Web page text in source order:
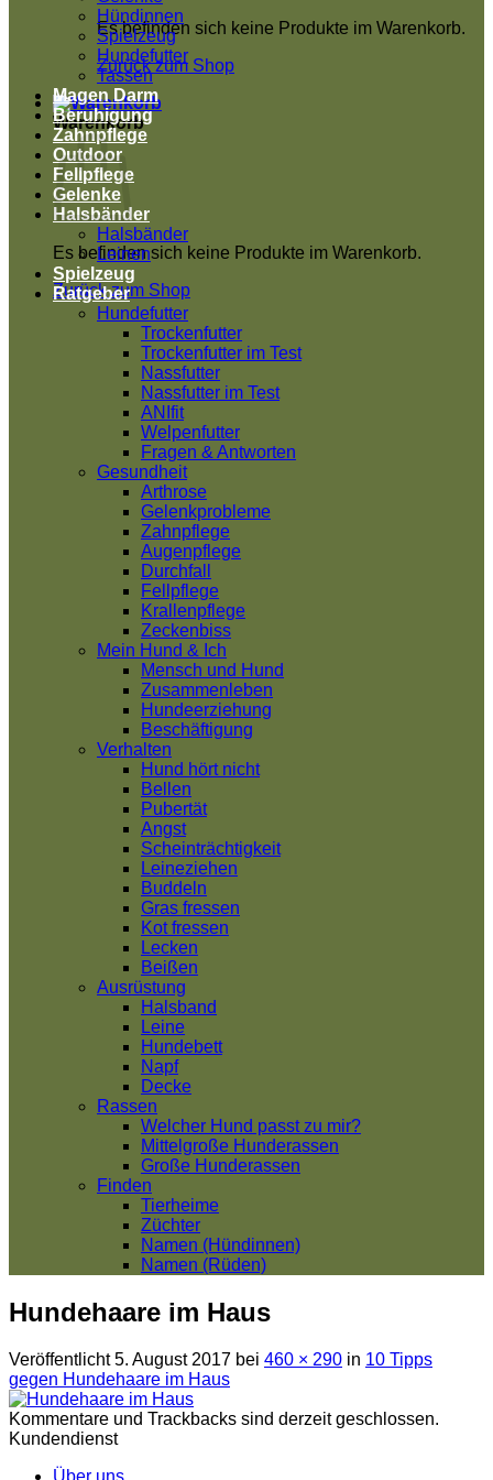
Es befinden sich keine Produkte im Warenkorb.
Zurück zum Shop
Warenkorb
Es befinden sich keine Produkte im Warenkorb.
Zurück zum Shop
Hündinnen
Spielzeug
Hundefutter
Tassen
Magen Darm
Beruhigung
Zahnpflege
Outdoor
Fellpflege
Gelenke
Halsbänder
Halsbänder
Leinen
Spielzeug
Ratgeber
Hundefutter
Trockenfutter
Trockenfutter im Test
Nassfutter
Nassfutter im Test
ANIfit
Welpenfutter
Fragen & Antworten
Gesundheit
Arthrose
Gelenkprobleme
Zahnpflege
Augenpflege
Durchfall
Fellpflege
Krallenpflege
Zeckenbiss
Mein Hund & Ich
Mensch und Hund
Zusammenleben
Hundeerziehung
Beschäftigung
Verhalten
Hund hört nicht
Bellen
Pubertät
Angst
Scheinträchtigkeit
Leineziehen
Buddeln
Gras fressen
Kot fressen
Lecken
Beißen
Ausrüstung
Halsband
Leine
Hundebett
Napf
Decke
Rassen
Welcher Hund passt zu mir?
Mittelgroße Hunderassen
Große Hunderassen
Finden
Tierheime
Züchter
Namen (Hündinnen)
Namen (Rüden)
Hundehaare im Haus
Veröffentlicht5. August 2017 bei 460 × 290 in 10 Tipps
gegen Hundehaare im Haus
Kommentare und Trackbacks sind derzeit geschlossen.
Kundendienst
Über uns